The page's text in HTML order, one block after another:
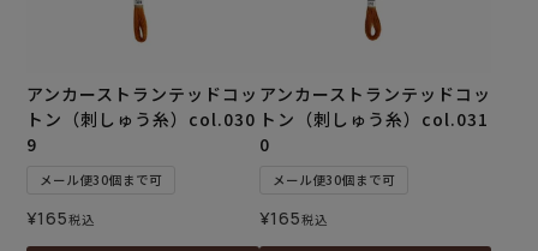
アンカーストランテッドコッ
トン（刺しゅう糸）col.030
9
メール便30個まで可
¥165税込
アンカーストランテッドコッ
トン（刺しゅう糸）col.031
0
メール便30個まで可
¥165税込